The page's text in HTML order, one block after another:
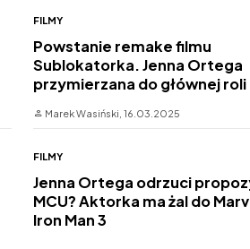
FILMY
Powstanie remake filmu
Sublokatorka. Jenna Ortega
przymierzana do głównej roli
Marek Wasiński, 16.03.2025
FILMY
Jenna Ortega odrzuci
MCU? Aktorka ma żal do
Iron Man 3